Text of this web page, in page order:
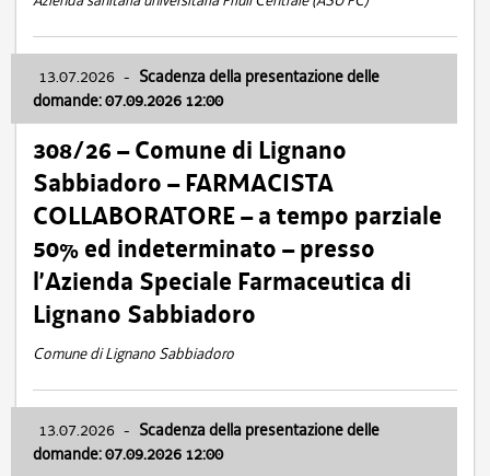
13.07.2026 - Scadenza della presentazione delle
domande: 07.09.2026 12:00
308/26 – Comune di Lignano
Sabbiadoro – FARMACISTA
COLLABORATORE – a tempo parziale
50% ed indeterminato – presso
l’Azienda Speciale Farmaceutica di
Lignano Sabbiadoro
Comune di Lignano Sabbiadoro
13.07.2026 - Scadenza della presentazione delle
domande: 07.09.2026 12:00